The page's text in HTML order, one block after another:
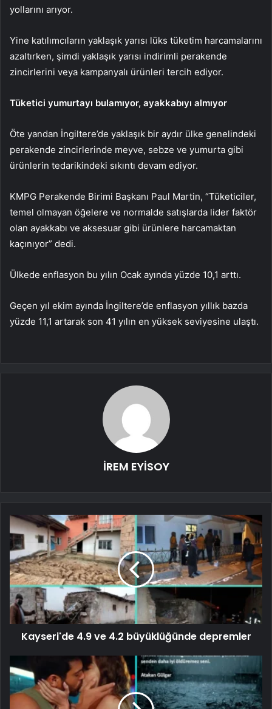
yollarını arıyor.
Yine katılımcıların yaklaşık yarısı lüks tüketim harcamalarını
azaltırken, şimdi yaklaşık yarısı indirimli perakende
zincirlerini veya kampanyalı ürünleri tercih ediyor.
Tüketici yumurtayı bulamıyor, ayakkabıyı almıyor
Öte yandan İngiltere’de yaklaşık bir aydır ülke genelindeki
perakende zincirlerinde meyve, sebze ve yumurta gibi
ürünlerin tedarikindeki sıkıntı devam ediyor.
KMPG Perakende Birimi Başkanı Paul Martin, “Tüketiciler,
temel olmayan öğelere ve normalde satışlarda lider faktör
olan ayakkabı ve aksesuar gibi ürünlere harcamaktan
kaçınıyor” dedi.
Ülkede enflasyon bu yılın Ocak ayında yüzde 10,1 arttı.
Geçen yıl ekim ayında İngiltere’de enflasyon yıllık bazda
yüzde 11,1 artarak son 41 yılın en yüksek seviyesine ulaştı.
İREM EYİSOY
Kayseri'de 4.9 ve 4.2 büyüklüğünde depremler